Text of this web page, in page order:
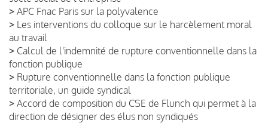
> APC Fnac Paris sur la polyvalence
> Les interventions du colloque sur le harcèlement moral
au travail
> Calcul de l'indemnité de rupture conventionnelle dans la
fonction publique
> Rupture conventionnelle dans la fonction publique
territoriale, un guide syndical
> Accord de composition du CSE de Flunch qui permet à la
direction de désigner des élus non syndiqués